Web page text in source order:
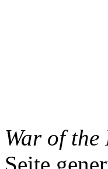
War of the
Seite